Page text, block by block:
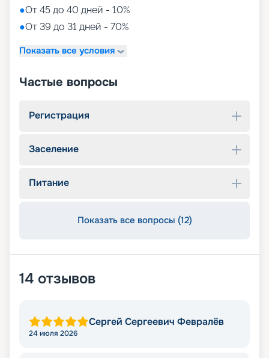
●От 45 до 40 дней - 10%
●От 39 до 31 дней - 70%
Показать все условия
Частые вопросы
Регистрация
Заселение
Питание
Показать все вопросы (12)
14 отзывов
Сергей Сергеевич Февралёв
24 июля 2026